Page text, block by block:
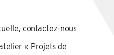
contactez-nous
« Projets de